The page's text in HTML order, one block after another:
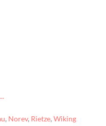
, Norev, Rietze, Wiking